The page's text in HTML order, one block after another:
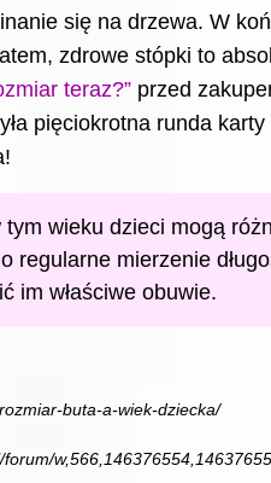
się na drzewa. W
zdrowe stópki to
teraz?” przed
pięciokrotna runda
wieku dzieci mogą
regularne mierzenie
im właściwe obuwie.
buta-a-wiek-dziecka/